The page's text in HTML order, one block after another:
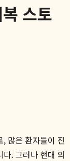
스토
많은 환자들이 진
. 그러나 현대 의